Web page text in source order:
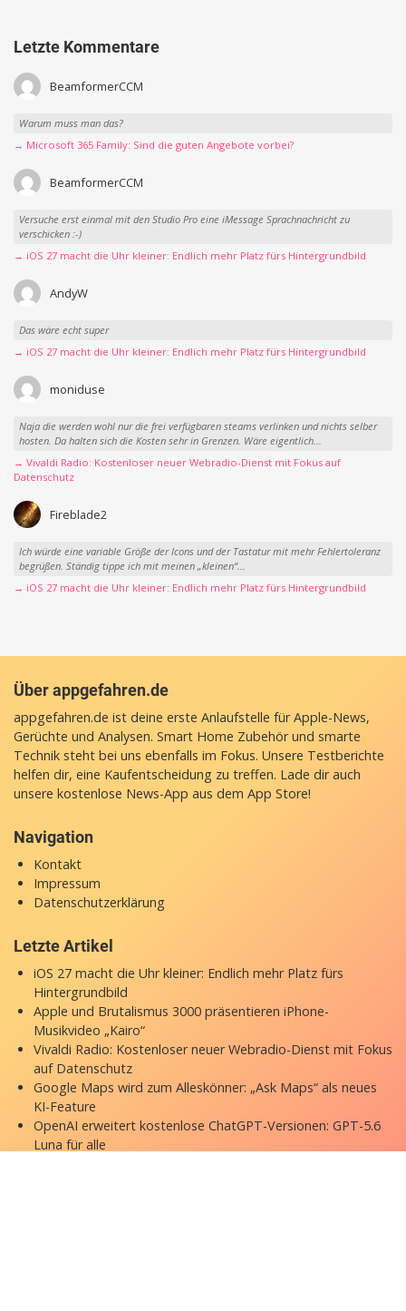
Letzte Kommentare
BeamformerCCM
Warum muss man das?
→ Microsoft 365 Family: Sind die guten Angebote vorbei?
BeamformerCCM
Versuche erst einmal mit den Studio Pro eine iMessage Sprachnachricht zu
verschicken :-)
→ iOS 27 macht die Uhr kleiner: Endlich mehr Platz fürs Hintergrundbild
AndyW
Das wäre echt super
→ iOS 27 macht die Uhr kleiner: Endlich mehr Platz fürs Hintergrundbild
moniduse
Naja die werden wohl nur die frei verfügbaren steams verlinken und nichts selber
hosten. Da halten sich die Kosten sehr in Grenzen. Wäre eigentlich...
→ Vivaldi Radio: Kostenloser neuer Webradio-Dienst mit Fokus auf
Datenschutz
Fireblade2
Ich würde eine variable Größe der Icons und der Tastatur mit mehr Fehlertoleranz
begrüßen. Ständig tippe ich mit meinen „kleinen“...
→ iOS 27 macht die Uhr kleiner: Endlich mehr Platz fürs Hintergrundbild
Über appgefahren.de
appgefahren.de ist deine erste Anlaufstelle für Apple-News,
Gerüchte und Analysen. Smart Home Zubehör und smarte
Technik steht bei uns ebenfalls im Fokus. Unsere Testberichte
helfen dir, eine Kaufentscheidung zu treffen. Lade dir auch
unsere kostenlose News-App aus dem App Store!
Navigation
Kontakt
Impressum
Datenschutzerklärung
Letzte Artikel
iOS 27 macht die Uhr kleiner: Endlich mehr Platz fürs
Hintergrundbild
Apple und Brutalismus 3000 präsentieren iPhone-
Musikvideo „Kairo“
Vivaldi Radio: Kostenloser neuer Webradio-Dienst mit Fokus
auf Datenschutz
Google Maps wird zum Alleskönner: „Ask Maps“ als neues
KI-Feature
OpenAI erweitert kostenlose ChatGPT-Versionen: GPT-5.6
Luna für alle